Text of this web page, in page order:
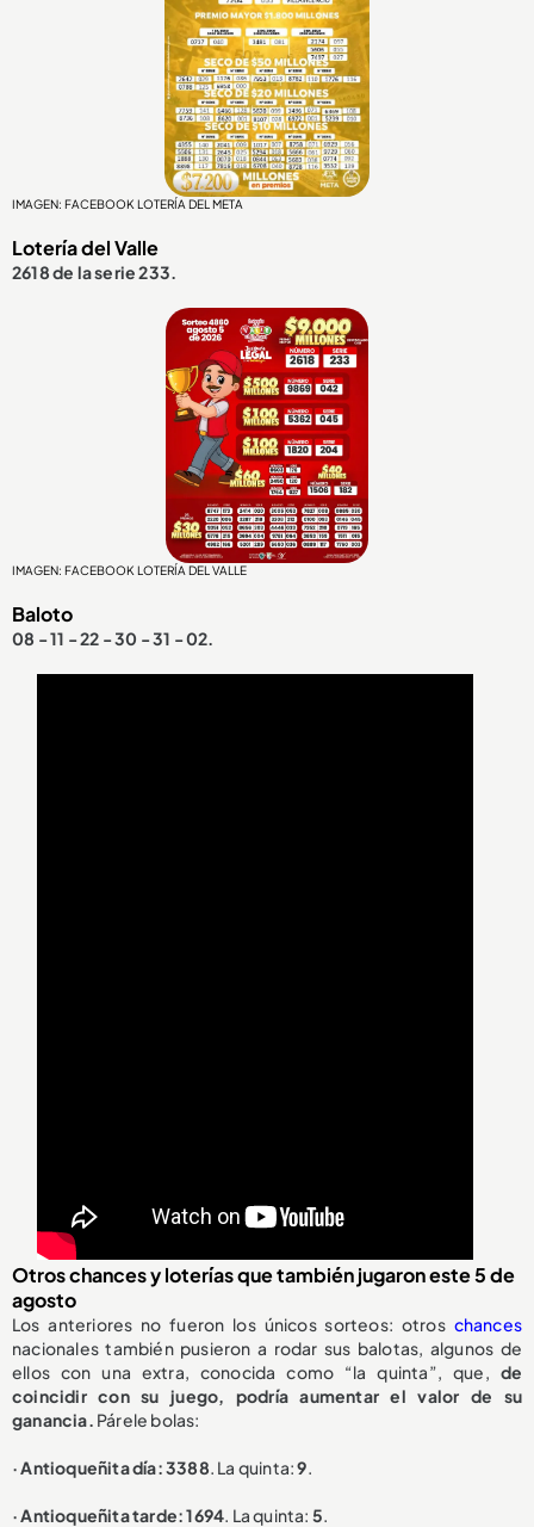
IMAGEN: FACEBOOK LOTERÍA DEL META
Lotería del Valle
2618 de la serie 233.
IMAGEN: FACEBOOK LOTERÍA DEL VALLE
Baloto
08 - 11 - 22 - 30 - 31 - 02.
Otros chances y loterías que también jugaron este 5 de
agosto
Los anteriores no fueron los únicos sorteos: otros chances
nacionales también pusieron a rodar sus balotas, algunos de
ellos con una extra, conocida como “la quinta”, que, de
coincidir con su juego, podría aumentar el valor de su
ganancia. Párele bolas:
· Antioqueñita día: 3388. La quinta:9.
· Antioqueñita tarde: 1694. La quinta: 5.